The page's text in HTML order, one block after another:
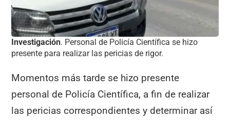
Investigación. Personal de Policía Científica se hizo
presente para realizar las pericias de rigor.
Momentos más tarde se hizo presente
personal de Policía Científica, a fin de realizar
las pericias correspondientes y determinar así